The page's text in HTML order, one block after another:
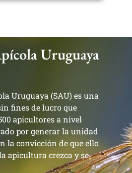
Uruguaya
Uruguaya (SAU) es una
fines de lucro que
apicultores a nivel
por generar la unidad
la convicción de que ello
apicultura crezca y se